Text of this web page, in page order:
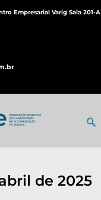
Empresarial Varig Sala 201-A
de 2025